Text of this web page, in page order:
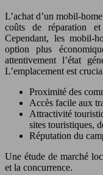
L’achat d’un mobil-
coûts de réparation
Cependant, les mobil-
option plus
attentivement l’état
L’emplacement est
Proximité des
Accès facile aux
Attractivité
sites touristiques,
Réputation du
Une étude de marché
et la concurrence.